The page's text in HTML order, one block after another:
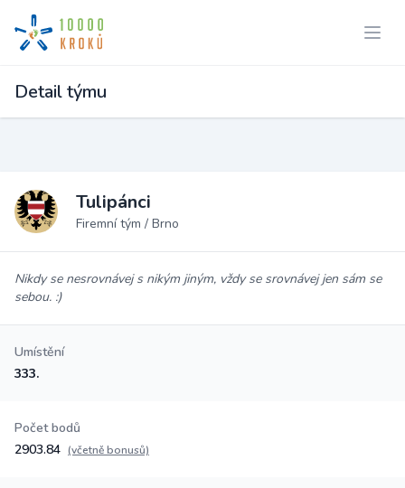
Detail týmu
Tulipánci
Firemní tým / Brno
Nikdy se nesrovnávej s nikým jiným, vždy se srovnávej jen sám se
sebou. :)
Umístění
333.
Počet bodů
2903.84 (včetně bonusů)